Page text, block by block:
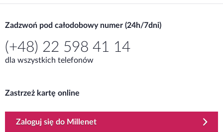
Zadzwoń pod całodobowy numer (24h/7dni)
(+48) 22 598 41 14
dla wszystkich telefonów
Zastrzeż kartę online
Zastrzeganie kart
template.externalLink.desc
Zaloguj się do Millenet